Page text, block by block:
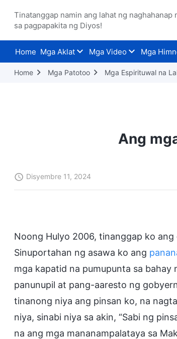
Tinatanggap namin ang lahat ng naghahanap
sa pagpapakita ng Diyos!
Home Mga Aklat Mga Video Mga
Home Mga Patotoo Mga Espirituwal na
Ang
Disyembre 11, 2024
Noong Hulyo 2006, tinanggap ko ang
Sinuportahan ng asawa ko ang
mga kapatid na pumupunta sa bahay
panunupil at pang-aaresto ng
tinanong niya ang pinsan ko, na
niya, sinabi niya sa akin, “Sabi ng
na ang mga mananampalataya sa